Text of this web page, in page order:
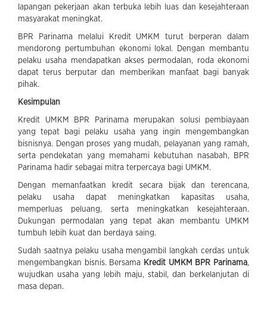
lapangan pekerjaan akan terbuka lebih luas dan kesejahteraan
masyarakat meningkat.
BPR Parinama melalui Kredit UMKM turut berperan dalam
mendorong pertumbuhan ekonomi lokal. Dengan membantu
pelaku usaha mendapatkan akses permodalan, roda ekonomi
dapat terus berputar dan memberikan manfaat bagi banyak
pihak.
Kesimpulan
Kredit UMKM BPR Parinama merupakan solusi pembiayaan
yang tepat bagi pelaku usaha yang ingin mengembangkan
bisnisnya. Dengan proses yang mudah, pelayanan yang ramah,
serta pendekatan yang memahami kebutuhan nasabah, BPR
Parinama hadir sebagai mitra terpercaya bagi UMKM.
Dengan memanfaatkan kredit secara bijak dan terencana,
pelaku usaha dapat meningkatkan kapasitas usaha,
memperluas peluang, serta meningkatkan kesejahteraan.
Dukungan permodalan yang tepat akan membantu UMKM
tumbuh lebih kuat dan berdaya saing.
Sudah saatnya pelaku usaha mengambil langkah cerdas untuk
mengembangkan bisnis. Bersama Kredit UMKM BPR Parinama,
wujudkan usaha yang lebih maju, stabil, dan berkelanjutan di
masa depan.